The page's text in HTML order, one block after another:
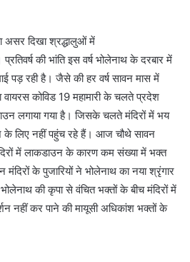
असर दिखा श्रद्धालुओं में
की भांति इस वर्ष भोलेनाथ के दरबार में
पड़ रही है। जैसे की हर वर्ष सावन मास में
वायरस कोविड 19 महामारी के चलते प्रदेश
लगाया गया है। जिसके चलते मंदिरों में भय
लिए नहीं पहुंच रहे हैं। आज चौथे सावन
में लाकडाउन के कारण कम संख्या में भक्त
मंदिरों के पुजारियों ने भोलेनाथ का नया श्रृंगार
की कृपा से वंचित भक्तों के बीच मंदिरों में
नहीं कर पाने की मायूसी अधिकांश भक्तों के